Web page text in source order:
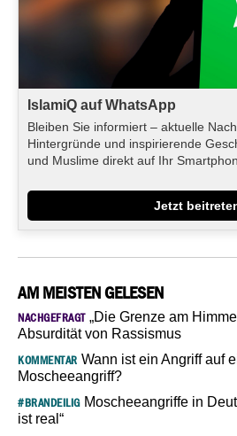
IslamiQ auf WhatsApp
Bleiben Sie informiert – aktuelle
Hintergründe und inspirierende
und Muslime direkt auf Ihr
Jetzt
AM MEISTEN GELESEN
NACHGEFRAGT„Die Grenze am
Absurdität von Rassismus
KOMMENTAR Wann ist ein Angriff auf
Moscheeangriff?
#BRANDEILIGMoscheeangriffe in
ist real“